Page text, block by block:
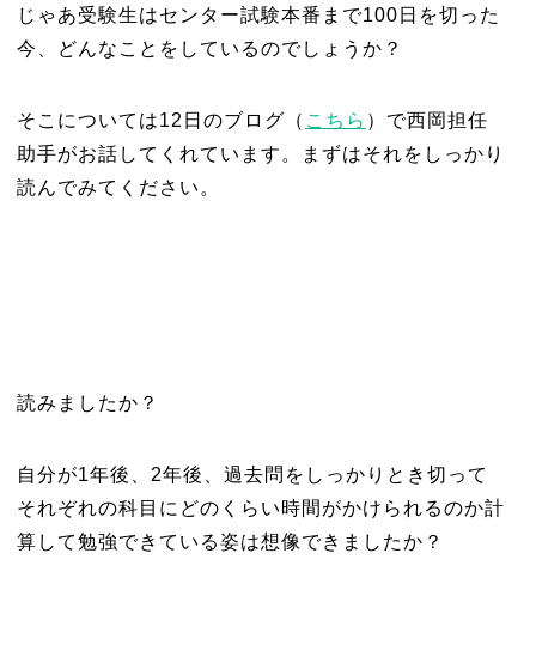
じゃあ受験生はセンター試験本番まで100日を切った
今、どんなことをしているのでしょうか？
そこについては12日のブログ（ こちら ）で西岡担任
助手がお話してくれています。まずはそれをしっかり
読んでみてください。
読みましたか？
自分が1年後、2年後、過去問をしっかりとき切って
それぞれの科目にどのくらい時間がかけられるのか計
算して勉強できている姿は想像できましたか？